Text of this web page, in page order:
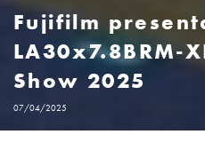
Fujifilm
LA30x7.8BRM-
Show 2025
07/04/2025